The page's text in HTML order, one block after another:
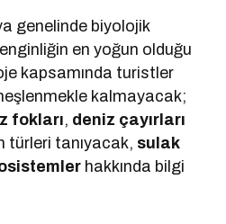
genelinde biyolojik
en yoğun olduğu
kapsamında turistler
kalmayacak;
fokları, deniz çayırları
türleri tanıyacak, sulak
hakkında bilgi